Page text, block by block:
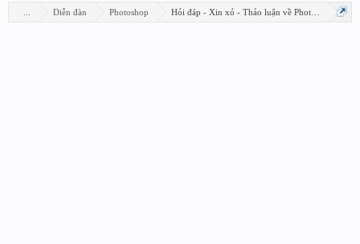
Diễn đàn Photoshop Hỏi đáp - Xin xỏ - Thảo luận về Photoshop